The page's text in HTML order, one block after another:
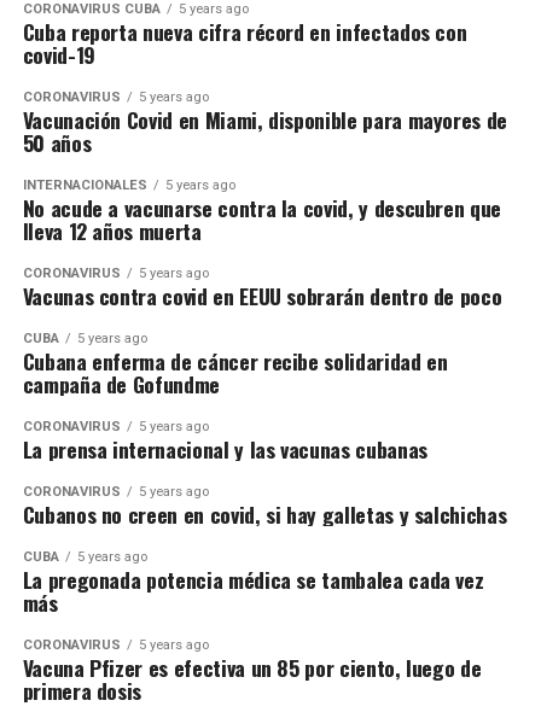
CORONAVIRUS CUBA 5 years ago
Cuba reporta nueva cifra récord en infectados con
covid-19
CORONAVIRUS 5 years ago
Vacunación Covid en Miami, disponible para mayores de
50 años
INTERNACIONALES 5 years ago
No acude a vacunarse contra la covid, y descubren que
lleva 12 años muerta
CORONAVIRUS 5 years ago
Vacunas contra covid en EEUU sobrarán dentro de poco
CUBA 5 years ago
Cubana enferma de cáncer recibe solidaridad en
campaña de Gofundme
CORONAVIRUS 5 years ago
La prensa internacional y las vacunas cubanas
CORONAVIRUS 5 years ago
Cubanos no creen en covid, si hay galletas y salchichas
CUBA 5 years ago
La pregonada potencia médica se tambalea cada vez
más
CORONAVIRUS 5 years ago
Vacuna Pfizer es efectiva un 85 por ciento, luego de
primera dosis